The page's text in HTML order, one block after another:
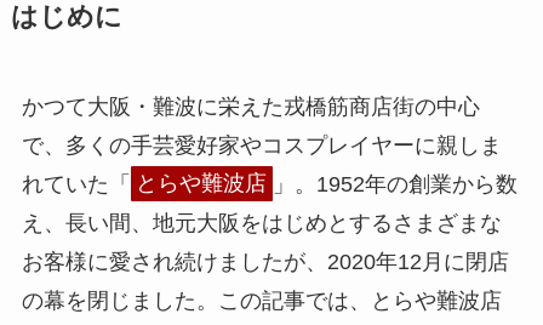
はじめに
かつて大阪・難波に栄えた戎橋筋商店街の中心
で、多くの手芸愛好家やコスプレイヤーに親しま
れていた「
とらや難波店 」。1952年の創業から数
え、長い間、地元大阪をはじめとするさまざまな
お客様に愛され続けましたが、2020年12月に閉店
の幕を閉じました。この記事では、とらや難波店